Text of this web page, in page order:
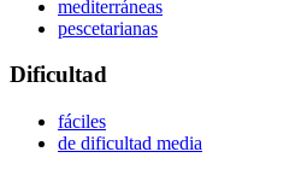
mediterráneas
pescetarianas
Dificultad
fáciles
de dificultad media